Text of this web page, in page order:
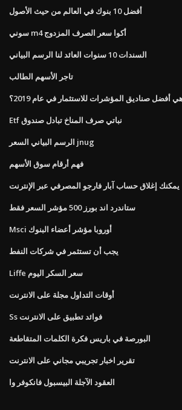
أفضل 10 بنوك في العالم من حيث الأصول
سوني m4 أكوا سعر الصرف المزدوج
السندات 10 سنوات العائد لنا الرسم البياني
تاجر الأسهم الطالب
أفضل صناديق المؤشرات للاستثمار في عام 2019؟
Etf نباتي صرف المناخ تبادل صندوق
الرسم البياني السعر jnug
فهم أرقام سوق الأسهم
يمكنك إغلاق حساب آبار فارجو المصرفي عبر الإنترنت
ستاندرد اند بورز 500 مؤشر السعر فقط
Msci أوروبا مؤشر أعضاء البنوك
يجب أن تستثمر في شركات النفط
Liffe سعر السكر اليوم
أوقات التداول مجلة على الانترنت
Ss فوائد تطبيق على الانترنت
البورصة في باريس فكرة الكلمات المتقاطعة
تقرير اخبار تجريبي مجاني على الانترنت
العقود الآجلة البيسبول فانكوفر وا